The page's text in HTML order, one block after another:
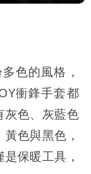
色的風格，
衝鋒手套都
灰色、灰藍色
色與黑色，
保暖工具，